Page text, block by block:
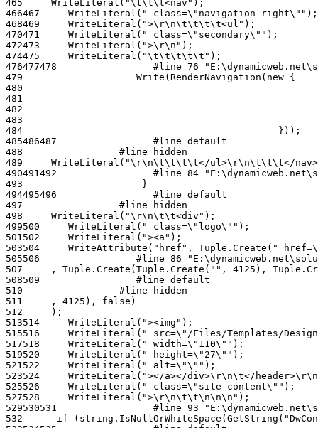
465
466467
468469
470471
472473
474475
476477478
479
480
481
482
483
484
485486487
488
489
490491492
493
494495496
497
498
499500
501502
503504
505506
507
508509
510
511
512
513514
515516
517518
519520
521522
523524
525526
527528
529530531
532